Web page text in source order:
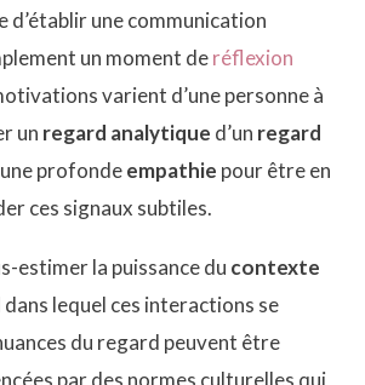
d’établir une communication
un moment deréflexion
varient d’une personne à
un regard analytique d’un regard
profondeempathie pour être en
ces signaux subtiles.
estimer la puissance du contexte
lequel ces interactions se
du regard peuvent être
par des normes culturelles qui